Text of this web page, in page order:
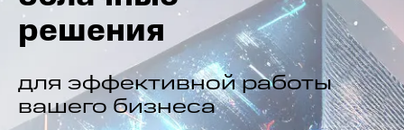
решения
для эффективной работы
вашего бизнеса